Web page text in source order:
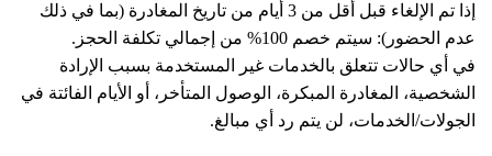
إذا تم الإلغاء قبل أقل من 3 أيام من تاريخ المغادرة (بما في ذلك
عدم الحضور): سيتم خصم 100% من إجمالي تكلفة الحجز.
في أي حالات تتعلق بالخدمات غير المستخدمة بسبب الإرادة
الشخصية، المغادرة المبكرة، الوصول المتأخر، أو الأيام الفائتة في
الجولات/الخدمات، لن يتم رد أي مبالغ.